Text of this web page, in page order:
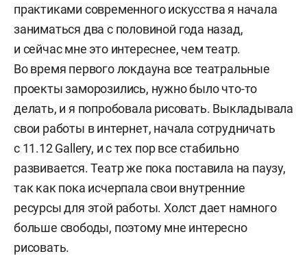
практиками современного искусства я начала
заниматься два с половиной года назад,
и сейчас мне это интереснее, чем театр.
Во время первого локдауна все театральные
проекты заморозились, нужно было что-то
делать, и я попробовала рисовать. Выкладывала
свои работы в интернет, начала сотрудничать
с 11.12 Gallery, и с тех пор все стабильно
развивается. Театр же пока поставила на паузу,
так как пока исчерпала свои внутренние
ресурсы для этой работы. Холст дает намного
больше свободы, поэтому мне интересно
рисовать.